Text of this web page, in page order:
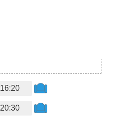
16:20
20:30